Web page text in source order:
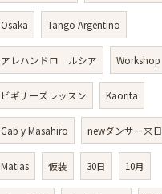
Osaka Tango Argentino
アレハンドロ ルシア Workshop
ビギナーズレッスン Kaorita
Gab y Masahiro newダンサー来日
Matias 仮装 30日 10月